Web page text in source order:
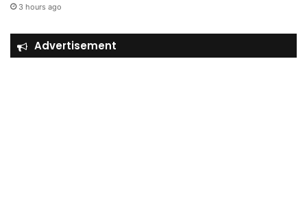
3 hours ago
Advertisement